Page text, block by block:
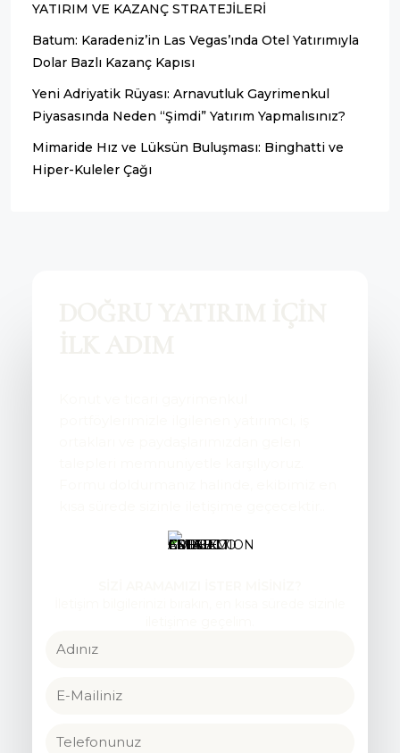
YATIRIM VE KAZANÇ STRATEJİLERİ
Batum: Karadeniz’in Las Vegas’ında Otel Yatırımıyla
Dolar Bazlı Kazanç Kapısı
Yeni Adriyatik Rüyası: Arnavutluk Gayrimenkul
Piyasasında Neden “Şimdi” Yatırım Yapmalısınız?
Mimaride Hız ve Lüksün Buluşması: Binghatti ve
Hiper-Kuleler Çağı